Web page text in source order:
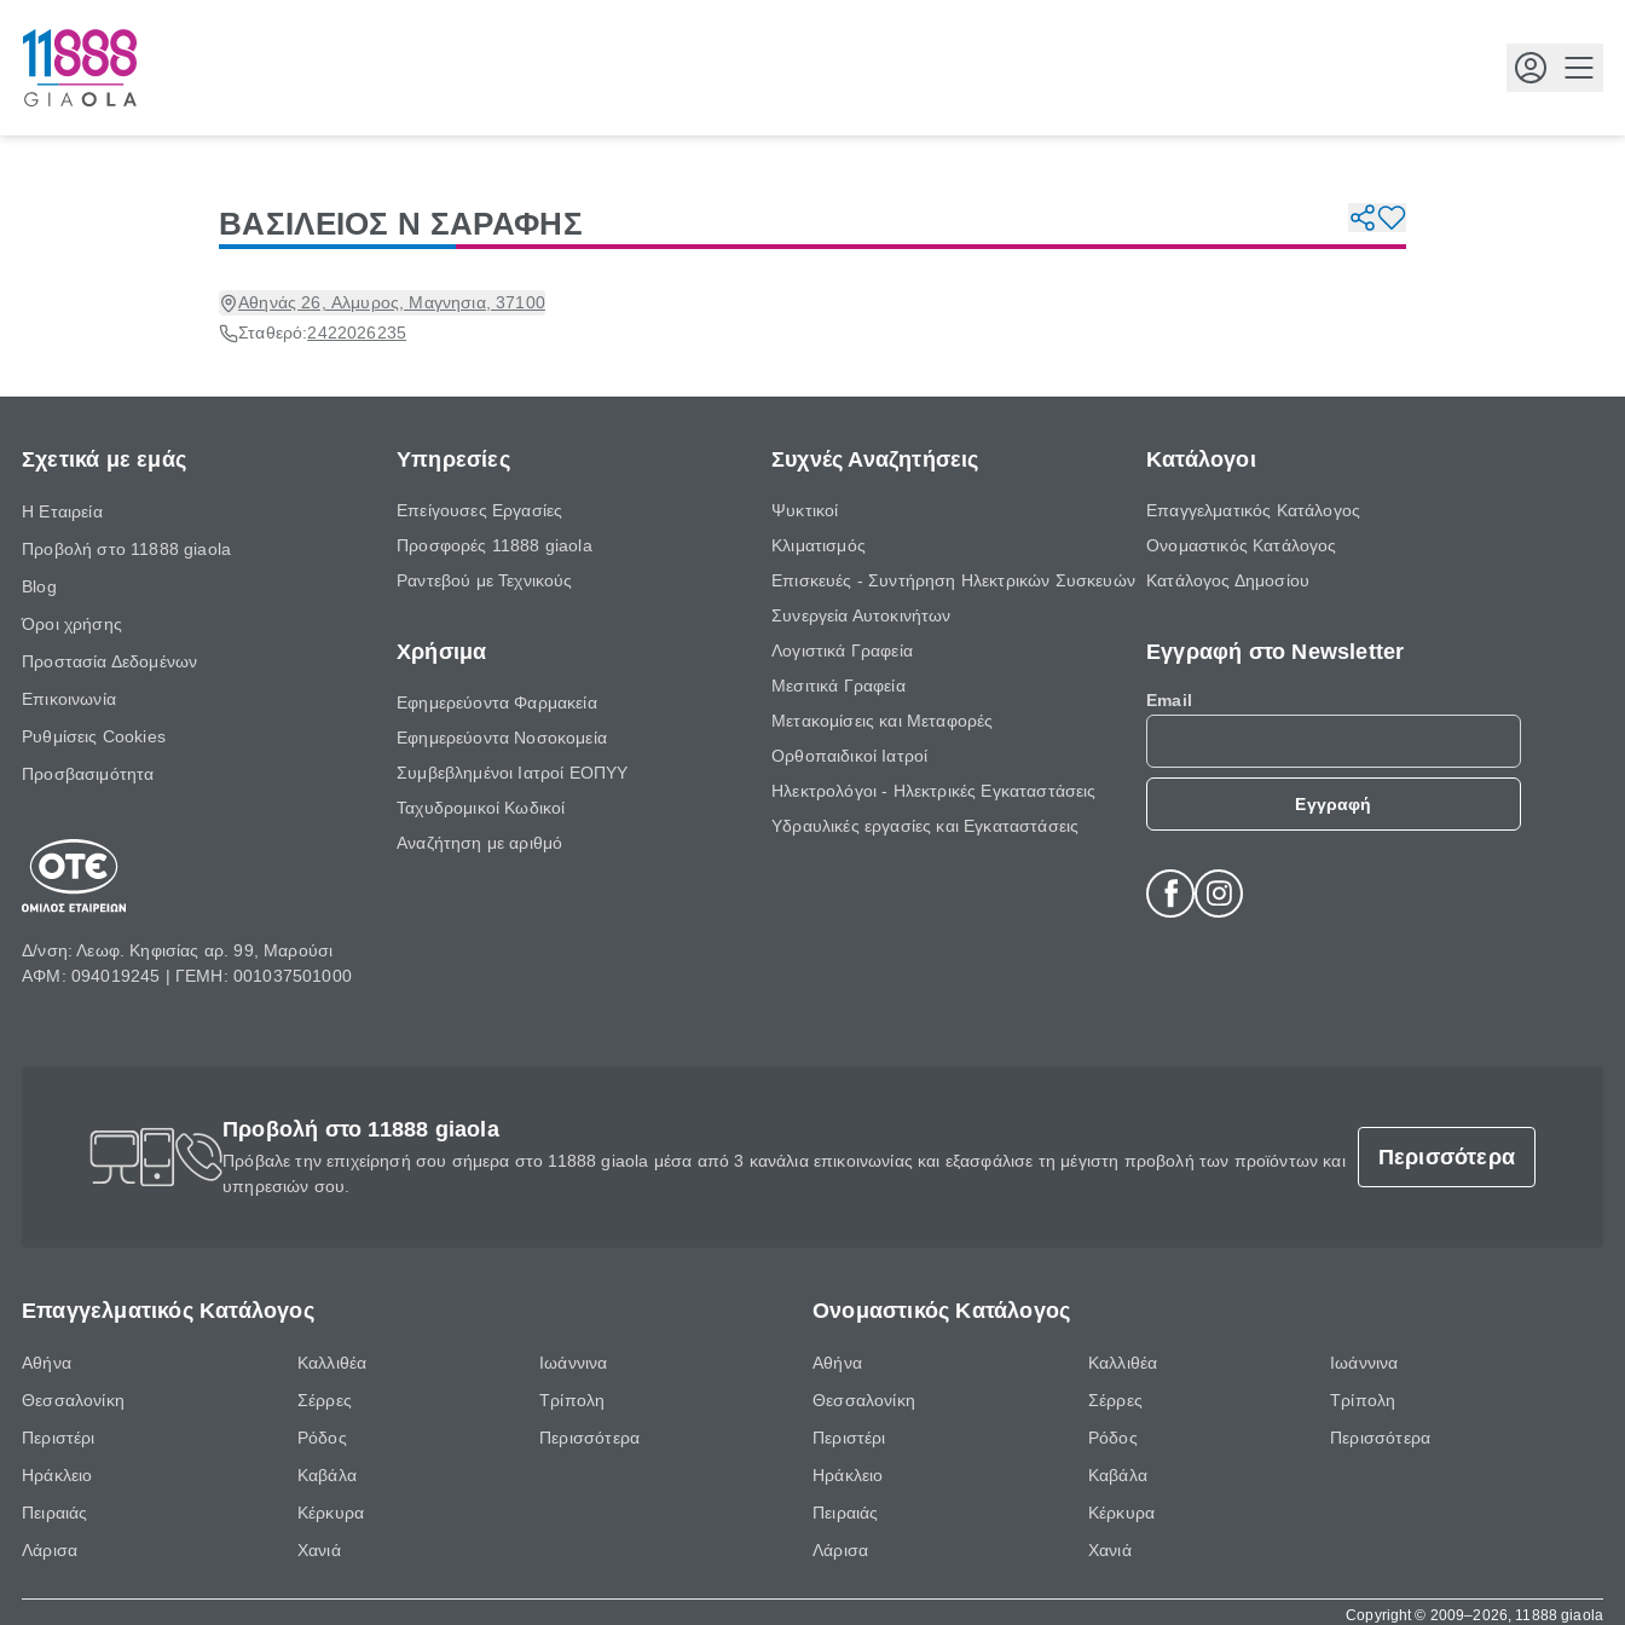
ΒΑΣΙΛΕΙΟΣ Ν ΣΑΡΑΦΗΣ
Αθηνάς 26, Αλμυρος, Μαγνησια, 37100
Σταθερό:2422026235
Σχετικά με εμάς
Η Εταιρεία
Προβολή στο 11888 giaola
Blog
Όροι χρήσης
Προστασία Δεδομένων
Επικοινωνία
Ρυθμίσεις Cookies
Προσβασιμότητα
Δ/νση: Λεωφ. Κηφισίας αρ. 99, Μαρούσι
ΑΦΜ: 094019245 | ΓΕΜΗ: 001037501000
Υπηρεσίες
Επείγουσες Εργασίες
Προσφορές 11888 giaola
Ραντεβού με Τεχνικούς
Χρήσιμα
Εφημερεύοντα Φαρμακεία
Εφημερεύοντα Νοσοκομεία
Συμβεβλημένοι Ιατροί ΕΟΠΥΥ
Ταχυδρομικοί Κωδικοί
Αναζήτηση με αριθμό
Συχνές Αναζητήσεις
Ψυκτικοί
Κλιματισμός
Επισκευές - Συντήρηση Ηλεκτρικών Συσκευών
Συνεργεία Αυτοκινήτων
Λογιστικά Γραφεία
Μεσιτικά Γραφεία
Μετακομίσεις και Μεταφορές
Ορθοπαιδικοί Ιατροί
Ηλεκτρολόγοι - Ηλεκτρικές Εγκαταστάσεις
Υδραυλικές εργασίες και Εγκαταστάσεις
Κατάλογοι
Επαγγελματικός Κατάλογος
Ονομαστικός Κατάλογος
Κατάλογος Δημοσίου
Εγγραφή στο Newsletter
Email
Εγγραφή
Προβολή στο 11888 giaola
Πρόβαλε την επιχείρησή σου σήμερα στο 11888 giaola μέσα από 3 κανάλια επικοινωνίας και εξασφάλισε τη μέγιστη προβολή των προϊόντων και
υπηρεσιών σου.
Περισσότερα
Επαγγελματικός Κατάλογος
Αθήνα
Θεσσαλονίκη
Περιστέρι
Ηράκλειο
Πειραιάς
Λάρισα
Καλλιθέα
Σέρρες
Ρόδος
Καβάλα
Κέρκυρα
Χανιά
Ιωάννινα
Τρίπολη
Περισσότερα
Ονομαστικός Κατάλογος
Αθήνα
Θεσσαλονίκη
Περιστέρι
Ηράκλειο
Πειραιάς
Λάρισα
Καλλιθέα
Σέρρες
Ρόδος
Καβάλα
Κέρκυρα
Χανιά
Ιωάννινα
Τρίπολη
Περισσότερα
Copyright © 2009–2026, 11888 giaola